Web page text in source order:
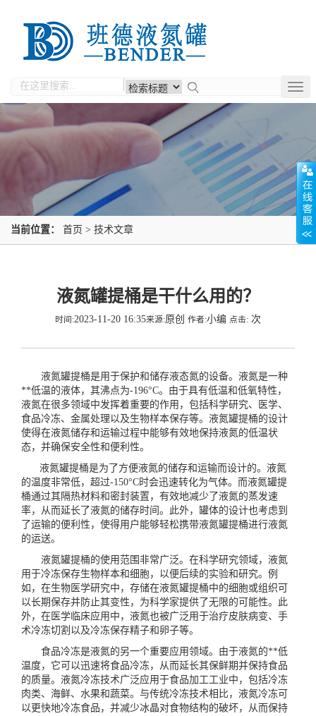
当前位置： 首页 > 技术文章
液氮罐提桶是干什么用的？
时间:2023-11-20 16:35来源:原创 作者:小编 点击: 次
液氮罐提桶是用于保护和储存液态氮的设备。液氮是一种
**低温的液体，其沸点为-196°C。由于具有低温和低氧特性，
液氮在很多领域中发挥着重要的作用，包括科学研究、医学、
食品冷冻、金属处理以及生物样本保存等。液氮罐提桶的设计
使得在液氮储存和运输过程中能够有效地保持液氮的低温状
态，并确保安全性和便利性。
液氮罐提桶是为了方便液氮的储存和运输而设计的。液氮
的温度非常低，超过-150°C时会迅速转化为气体。而液氮罐提
桶通过其隔热材料和密封装置，有效地减少了液氮的蒸发速
率，从而延长了液氮的储存时间。此外，罐体的设计也考虑到
了运输的便利性，使得用户能够轻松携带液氮罐提桶进行液氮
的运送。
液氮罐提桶的使用范围非常广泛。在科学研究领域，液氮
用于冷冻保存生物样本和细胞，以便后续的实验和研究。例
如，在生物医学研究中，存储在液氮罐提桶中的细胞或组织可
以长期保存并防止其变性，为科学家提供了无限的可能性。此
外，在医学临床应用中，液氮也被广泛用于治疗皮肤病变、手
术冷冻切割以及冷冻保存精子和卵子等。
食品冷冻是液氮的另一个重要应用领域。由于液氮的**低
温度，它可以迅速将食品冷冻，从而延长其保鲜期并保持食品
的质量。液氮冷冻技术广泛应用于食品加工工业中，包括冷冻
肉类、海鲜、水果和蔬菜。与传统冷冻技术相比，液氮冷冻可
以更快地冷冻食品，并减少冰晶对食物结构的破坏，从而保持